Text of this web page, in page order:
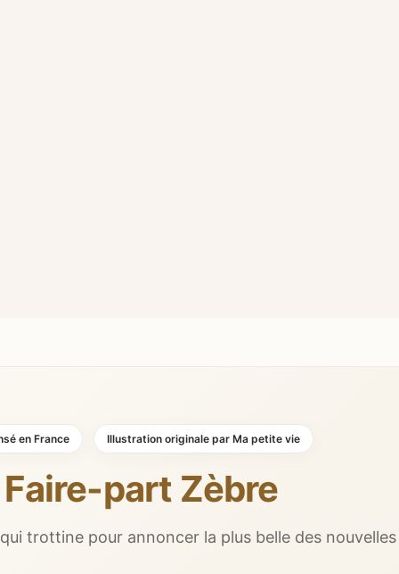
en France Illustration originale par Ma petite vie
Faire-part Zèbre
trottine pour annoncer la plus belle des nouvelles